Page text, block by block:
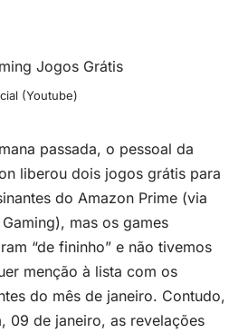
(Youtube)
passada, o pessoal da
liberou dois jogos grátis para
do Amazon Prime (via
Gaming), mas os games
“de fininho” e não tivemos
menção à lista com os
do mês de janeiro. Contudo,
09 de janeiro, as revelações